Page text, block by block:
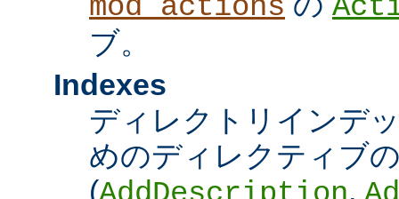
mod_actions
ブ。
Indexes
ディレクトリインデ
めのディレクティブ
(
,